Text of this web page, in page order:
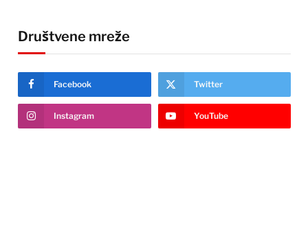
Društvene mreže
Facebook Twitter
Instagram YouTube